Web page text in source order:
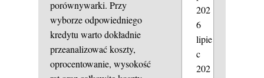
porównywarki. Przy
wyborze odpowiedniego
kredytu warto dokładnie
przeanalizować koszty,
oprocentowanie, wysokość
202
6
lipie
c
202